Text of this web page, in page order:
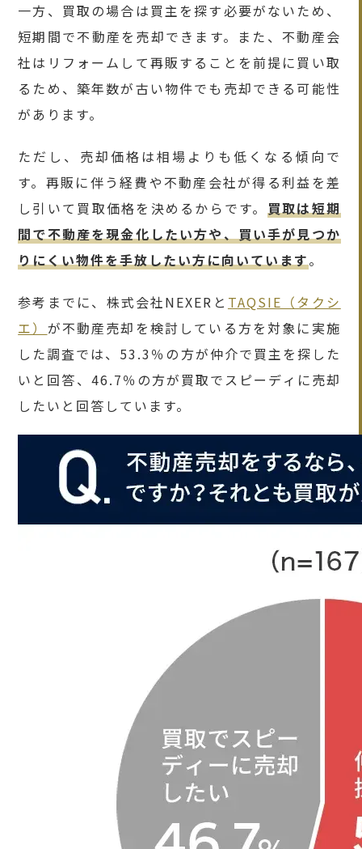
一方、買取の場合は買主を探す必要がないため、
短期間で不動産を売却できます。また、不動産会
社はリフォームして再販することを前提に買い取
るため、築年数が古い物件でも売却できる可能性
があります。
ただし、売却価格は相場よりも低くなる傾向で
す。再販に伴う経費や不動産会社が得る利益を差
し引いて買取価格を決めるからです。 買取は短期
間で不動産を現金化したい方や、買い手が見つか
りにくい物件を手放したい方に向いています。
参考までに、株式会社NEXERと TAQSIE（タクシ
エ） が不動産売却を検討している方を対象に実施
した調査では、53.3％の方が仲介で買主を探した
いと回答、46.7％の方が買取でスピーディに売却
したいと回答しています。